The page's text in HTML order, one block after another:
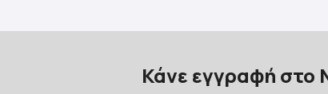
Κάνε εγγραφή στο